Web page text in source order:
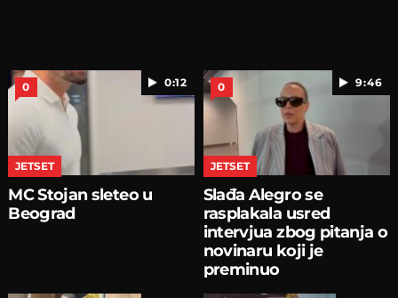
0:12
0
JETSET
MC Stojan sleteo u
Beograd
9:46
0
JETSET
Slađa Alegro se
rasplakala usred
intervjua zbog pitanja o
novinaru koji je
preminuo